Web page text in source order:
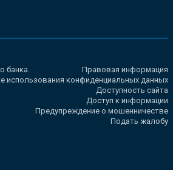
банка.
Правовая информация
использования конфиденциальных данных
Доступность сайта
Доступ к информации
Предупреждение о мошенничестве
Подать жалобу